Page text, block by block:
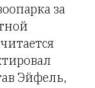
за
Эйфель,